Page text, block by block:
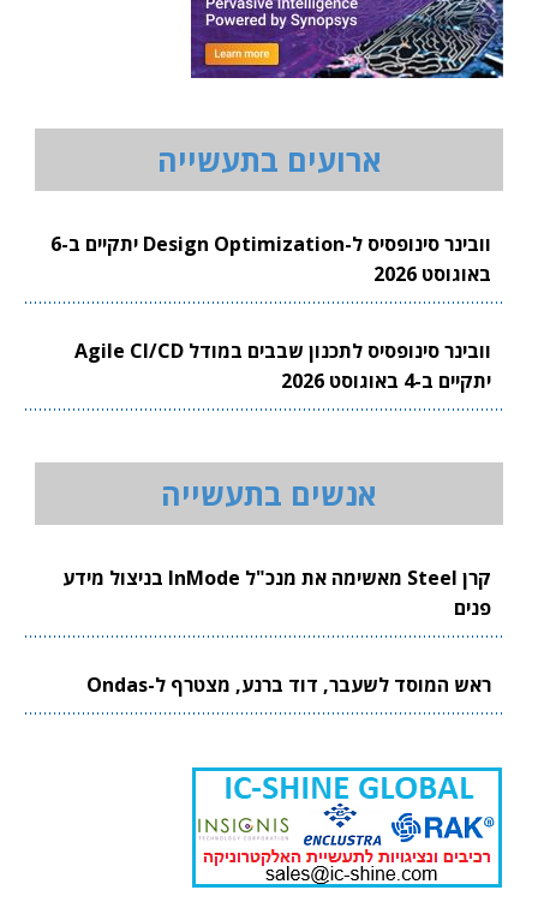
ארועים בתעשייה
וובינר סינופסיס ל-Design Optimization יתקיים ב-6
באוגוסט 2026
וובינר סינופסיס לתכנון שבבים במודל Agile CI/CD
יתקיים ב-4 באוגוסט 2026
אנשים בתעשייה
קרן Steel מאשימה את מנכ"ל InMode בניצול מידע
פנים
ראש המוסד לשעבר, דוד ברנע, מצטרף ל-Ondas